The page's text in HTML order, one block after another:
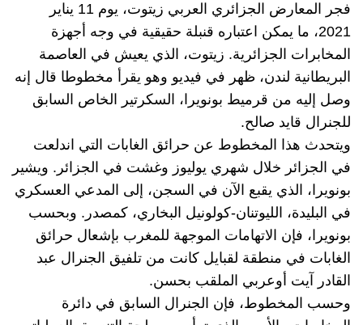
فجر المعارض الجزائري العربي زيتوت، يوم 11 يناير
2021، ما يمكن اعتباره قنبلة حقيقية في وجه أجهزة
المخابرات الجزائرية. زيتوت، الذي يعيش في العاصمة
البريطانية لندن، ظهر في فيديو وهو يقرأ مخطوطا قال إنه
وصل إليه من قرميط بونويرا، السكرتير الخاص السابق
للجنرال قايد صالح.
ويتحدث هذا المخطوط عن حرائق الغابات التي اندلعت
في الجزائر خلال شهري يوليوز وغشت في الجزائر. ويشير
بونويرا، الذي يقبع الآن في السجن، إلى المدعي العسكري
في البليدة، الليوتنان-كولونيل البخاري، كمصدر. وبحسب
بونويرا، فإن الاتهامات الموجهة للمغرب بإشعال حرائق
الغابات في منطقة لقبايل كانت من تلفيق الجنرال عبد
القادر آيت أوعربي الملقب بحسن.
وحسب المخطوط، فإن الجنرال السابق في دائرة